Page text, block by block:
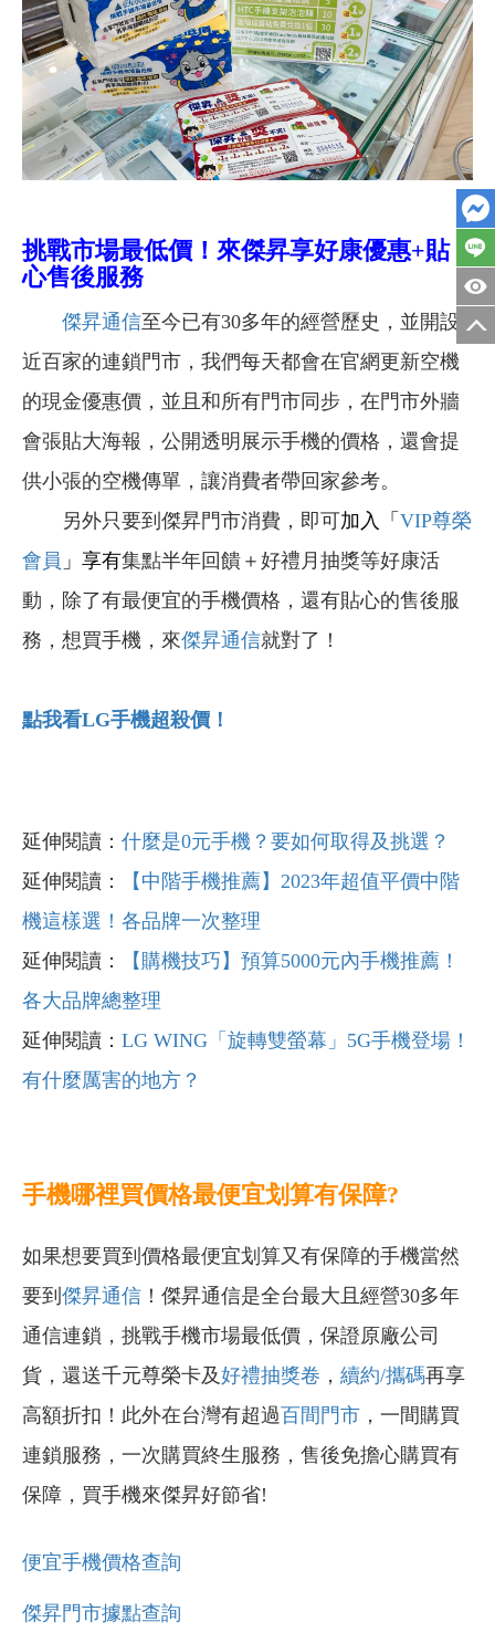
挑戰市場最低價！來傑昇享好康優惠+貼
心售後服務
傑昇通信至今已有30多年的經營歷史，並開設
近百家的連鎖門市，我們每天都會在官網更新空機
的現金優惠價，並且和所有門市同步，在門市外牆
會張貼大海報，公開透明展示手機的價格，還會提
供小張的空機傳單，讓消費者帶回家參考。
另外只要到傑昇門市消費，即可加入「 VIP尊榮
會員 」享有集點半年回饋＋好禮月抽獎等好康活
動，除了有最便宜的手機價格，還有貼心的售後服
務，想買手機，來傑昇通信就對了！
點我看LG手機超殺價！
延伸閱讀： 什麼是0元手機？要如何取得及挑選？
延伸閱讀：
【中階手機推薦】2023年超值平價中階
機這樣選！各品牌一次整理
延伸閱讀：
【購機技巧】預算5000元內手機推薦！
各大品牌總整理
延伸閱讀： LG WING 「旋轉雙螢幕」5G手機登場！
有什麼厲害的地方？
手機哪裡買價格最便宜划算有保障?
如果想要買到價格最便宜划算又有保障的手機當然
要到 傑昇通信 ！傑昇通信是全台最大且經營30多年
通信連鎖，挑戰手機市場最低價，保證原廠公司
貨，還送千元尊榮卡及好禮抽獎卷 ， 續約/攜碼再享
高額折扣！此外在台灣有超過百間門市 ，一間購買
連鎖服務，一次購買終生服務，售後免擔心購買有
保障，買手機來傑昇好節省!
便宜手機價格查詢
傑昇門市據點查詢